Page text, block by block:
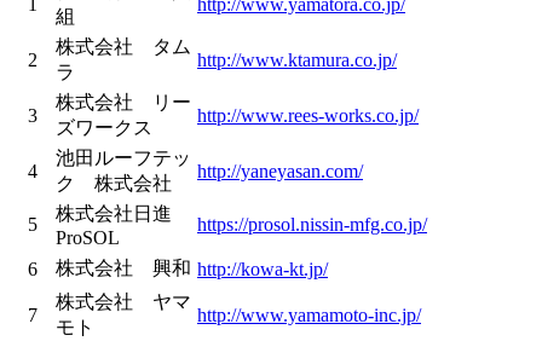
組
http://www.yamatora.co.jp/
2
株式会社 タム
ラ
http://www.ktamura.co.jp/
3
株式会社 リー
ズワークス
http://www.rees-works.co.jp/
4
池田ルーフテッ
ク 株式会社
http://yaneyasan.com/
5
株式会社日進
ProSOL
https://prosol.nissin-mfg.co.jp/
6 株式会社 興和 http://kowa-kt.jp/
7
株式会社 ヤマ
モト
http://www.yamamoto-inc.jp/